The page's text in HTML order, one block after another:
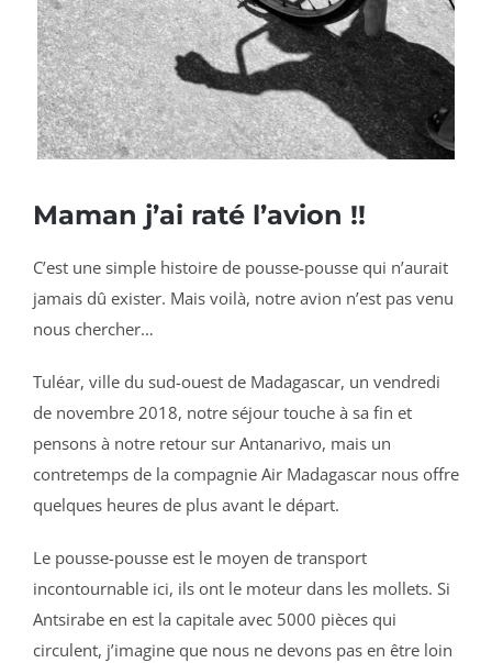
Maman j’ai raté l’avion !!
C’est une simple histoire de pousse-pousse qui n’aurait
jamais dû exister. Mais voilà, notre avion n’est pas venu
nous chercher…
Tuléar, ville du sud-ouest de Madagascar, un vendredi
de novembre 2018, notre séjour touche à sa fin et
pensons à notre retour sur Antanarivo, mais un
contretemps de la compagnie Air Madagascar nous offre
quelques heures de plus avant le départ.
Le pousse-pousse est le moyen de transport
incontournable ici, ils ont le moteur dans les mollets. Si
Antsirabe en est la capitale avec 5000 pièces qui
circulent, j’imagine que nous ne devons pas en être loin